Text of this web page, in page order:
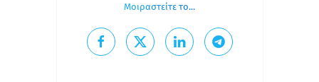
Μοιραστείτε το...